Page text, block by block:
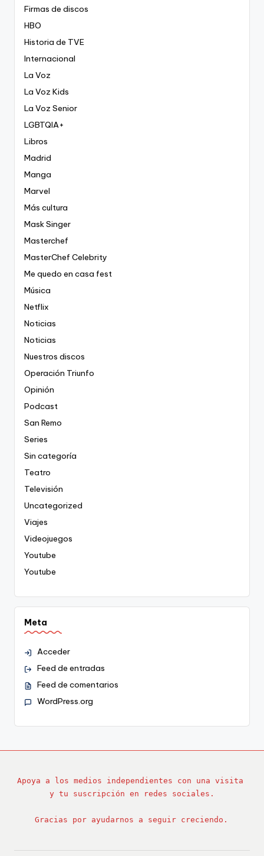
Firmas de discos
HBO
Historia de TVE
Internacional
La Voz
La Voz Kids
La Voz Senior
LGBTQIA+
Libros
Madrid
Manga
Marvel
Más cultura
Mask Singer
Masterchef
MasterChef Celebrity
Me quedo en casa fest
Música
Netflix
Noticias
Noticias
Nuestros discos
Operación Triunfo
Opinión
Podcast
San Remo
Series
Sin categoría
Teatro
Televisión
Uncategorized
Viajes
Videojuegos
Youtube
Youtube
Meta
Acceder
Feed de entradas
Feed de comentarios
WordPress.org
Apoya a los medios independientes con una visita
y tu suscripción en redes sociales.
Gracias por ayudarnos a seguir creciendo.